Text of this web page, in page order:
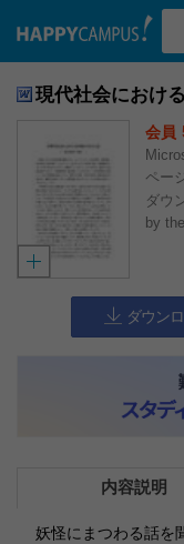
現代社会におけ
会員
ペー
ダウ
by
ダウン
内容説明
妖怪にまつわる話を